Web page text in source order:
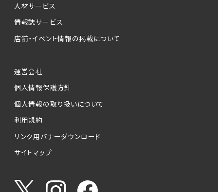
人材サービス
情報誌サービス
店舗・イベント情報の掲載について
運営会社
個人情報保護方針
個人情報の取り扱いについて
利用規約
リンク用バナーダウンロード
サイトマップ